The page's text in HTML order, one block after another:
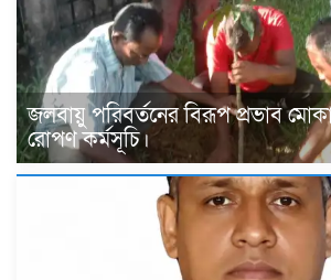
জলবায়ু পরিবর্তনের বিরূপ প্রভাব
রোপণ কর্মসূচি।